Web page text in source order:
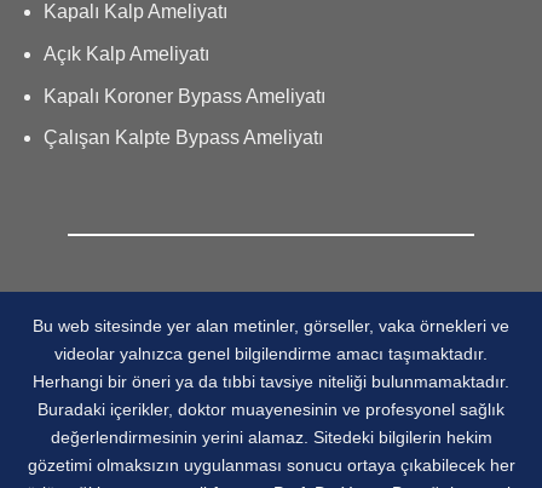
Kapalı Kalp Ameliyatı
Açık Kalp Ameliyatı
Kapalı Koroner Bypass Ameliyatı
Çalışan Kalpte Bypass Ameliyatı
Bu web sitesinde yer alan metinler, görseller, vaka örnekleri ve
videolar yalnızca genel bilgilendirme amacı taşımaktadır.
Herhangi bir öneri ya da tıbbi tavsiye niteliği bulunmamaktadır.
Buradaki içerikler, doktor muayenesinin ve profesyonel sağlık
değerlendirmesinin yerini alamaz. Sitedeki bilgilerin hekim
gözetimi olmaksızın uygulanması sonucu ortaya çıkabilecek her